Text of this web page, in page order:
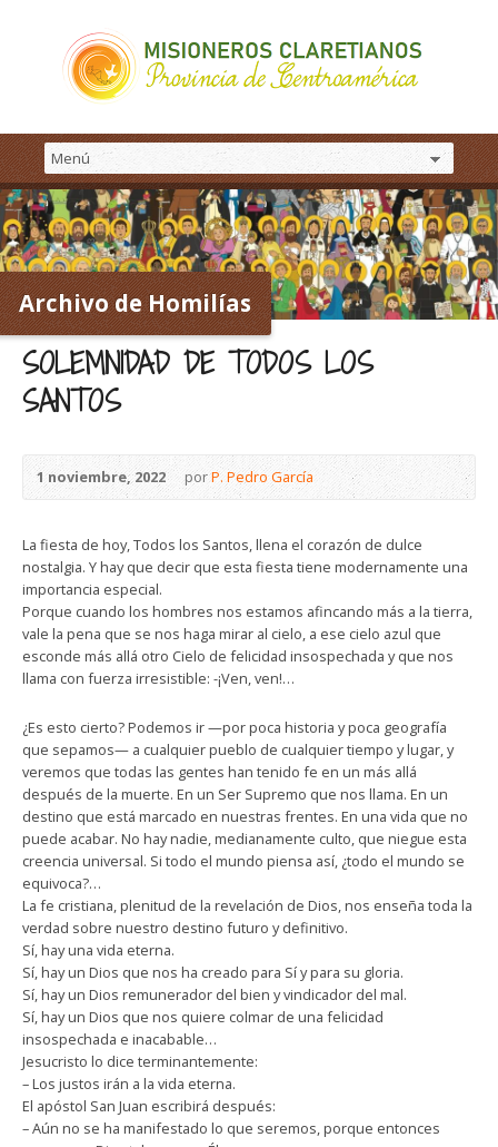
Archivo de Homilías
SOLEMNIDAD DE TODOS LOS
SANTOS
1 noviembre, 2022 porP. Pedro García
La fiesta de hoy, Todos los Santos, llena el corazón de dulce
nostalgia. Y hay que decir que esta fiesta tiene modernamente una
importancia especial.
Porque cuando los hombres nos estamos afincando más a la tierra,
vale la pena que se nos haga mirar al cielo, a ese cielo azul que
esconde más allá otro Cielo de felicidad insospechada y que nos
llama con fuerza irresistible: -¡Ven, ven!…
¿Es esto cierto? Podemos ir —por poca historia y poca geografía
que sepamos— a cualquier pueblo de cualquier tiempo y lugar, y
veremos que todas las gentes han tenido fe en un más allá
después de la muerte. En un Ser Supremo que nos llama. En un
destino que está marcado en nuestras frentes. En una vida que no
puede acabar. No hay nadie, medianamente culto, que niegue esta
creencia universal. Si todo el mundo piensa así, ¿todo el mundo se
equivoca?…
La fe cristiana, plenitud de la revelación de Dios, nos enseña toda la
verdad sobre nuestro destino futuro y definitivo.
Sí, hay una vida eterna.
Sí, hay un Dios que nos ha creado para Sí y para su gloria.
Sí, hay un Dios remunerador del bien y vindicador del mal.
Sí, hay un Dios que nos quiere colmar de una felicidad
insospechada e inacabable…
Jesucristo lo dice terminantemente:
– Los justos irán a la vida eterna.
El apóstol San Juan escribirá después:
– Aún no se ha manifestado lo que seremos, porque entonces